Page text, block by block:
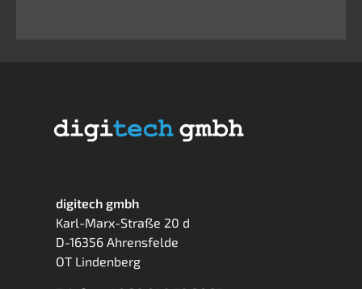
digitech gmbh
Karl-Marx-Straße 20 d
D-16356 Ahrensfelde
OT Lindenberg